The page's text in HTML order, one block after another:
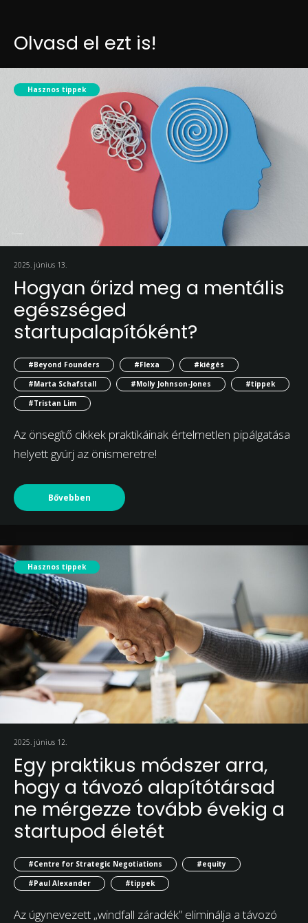
Olvasd el ezt is!
Hasznos tippek
2025. június 13.
Hogyan őrizd meg a mentális
egészséged
startupalapítóként?
#Beyond Founders #Flexa
#kiégés
#Marta Schafstall
#Molly Johnson-Jones
#tippek
#Tristan Lim
Az önsegítő cikkek praktikáinak értelmetlen pipálgatása
helyett gyúrj az önismeretre!
Bővebben
Hasznos tippek
2025. június 12.
Egy praktikus módszer arra,
hogy a távozó alapítótársad
ne mérgezze tovább évekig a
startupod életét
#Centre for Strategic Negotiations
#equity
#Paul Alexander
#tippek
Az úgynevezett „windfall záradék” eliminálja a távozó